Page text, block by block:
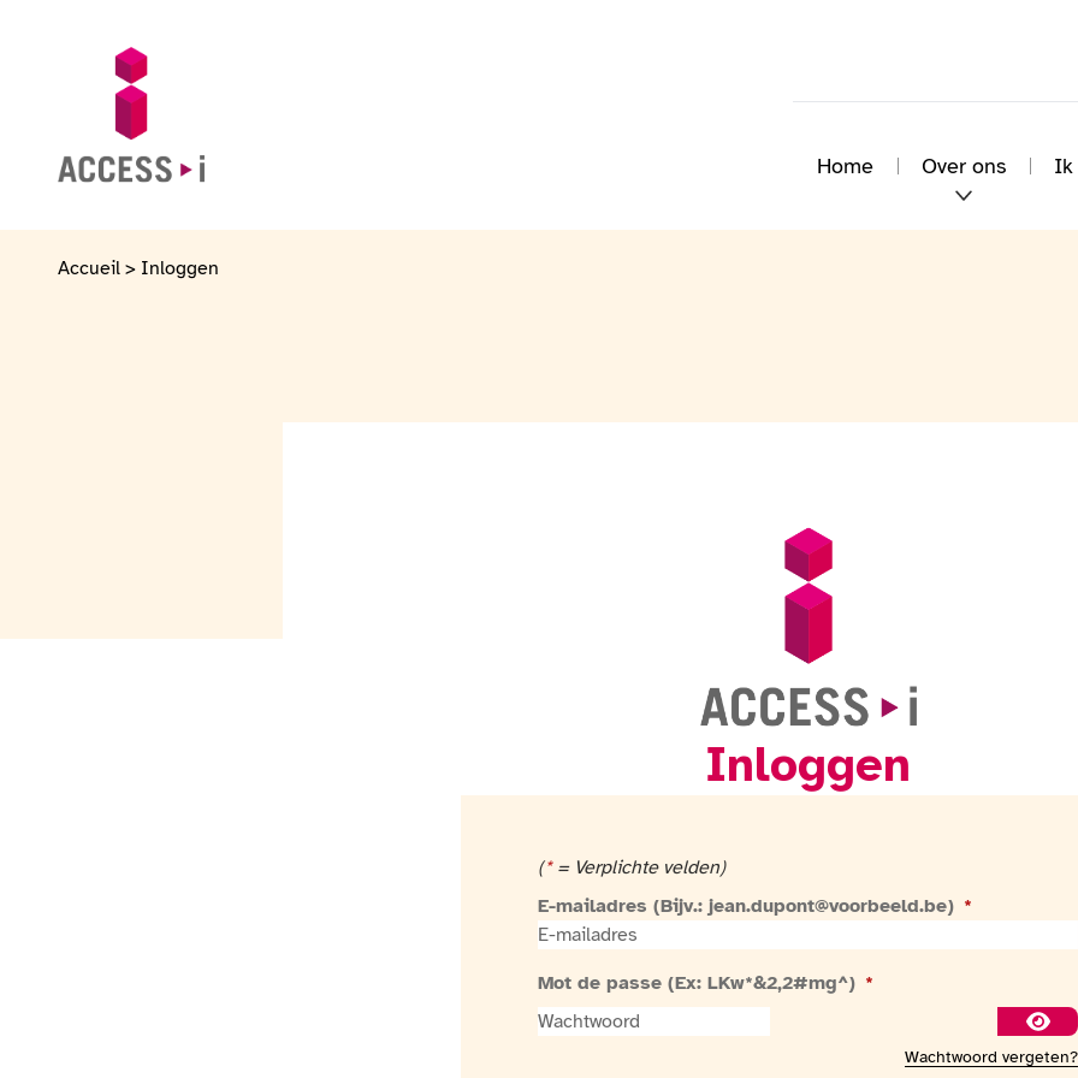
Home Over ons Ik
Accueil > Inloggen
Ga naar de homepage
Inloggen
(* = Verplichte velden)
E-mailadres (Bijv.: jean.dupont@voorbeeld.be) *
Mot de passe (Ex: LKw*&2,2#mg^) *
Wachtwoord vergeten?